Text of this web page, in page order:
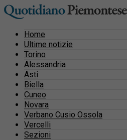
Home
Ultime notizie
Torino
Alessandria
Asti
Biella
Cuneo
Novara
Verbano Cusio Ossola
Vercelli
Sezioni